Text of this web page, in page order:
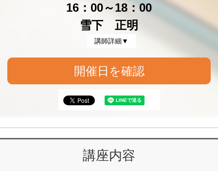
16：00～18：00
雪下 正明
講師詳細▼
開催日を確認
講座内容